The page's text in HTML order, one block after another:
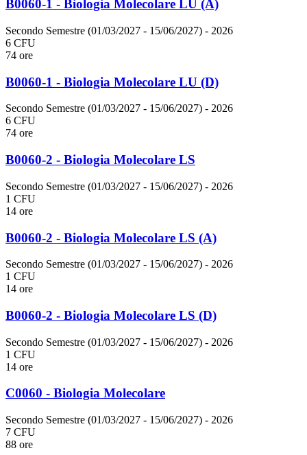
B0060-1 - Biologia Molecolare LU (A)
Secondo Semestre (01/03/2027 - 15/06/2027) - 2026
6 CFU
74 ore
B0060-1 - Biologia Molecolare LU (D)
Secondo Semestre (01/03/2027 - 15/06/2027) - 2026
6 CFU
74 ore
B0060-2 - Biologia Molecolare LS
Secondo Semestre (01/03/2027 - 15/06/2027) - 2026
1 CFU
14 ore
B0060-2 - Biologia Molecolare LS (A)
Secondo Semestre (01/03/2027 - 15/06/2027) - 2026
1 CFU
14 ore
B0060-2 - Biologia Molecolare LS (D)
Secondo Semestre (01/03/2027 - 15/06/2027) - 2026
1 CFU
14 ore
C0060 - Biologia Molecolare
Secondo Semestre (01/03/2027 - 15/06/2027) - 2026
7 CFU
88 ore